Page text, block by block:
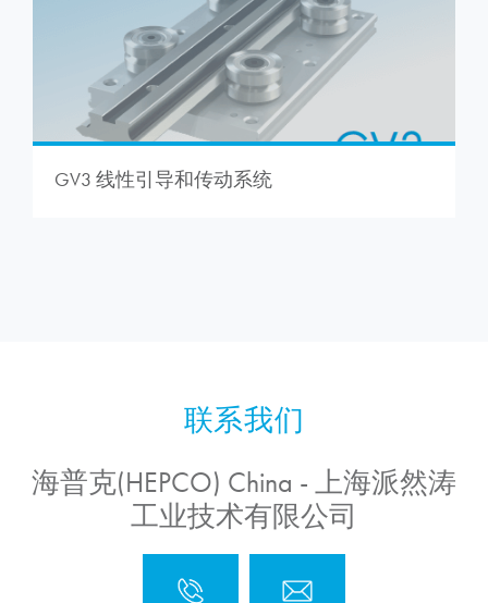
GV3 线性引导和传动系统
海普克(HEPCO) China - 上海派然涛
工业技术有限公司